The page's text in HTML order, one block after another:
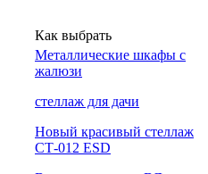
Как выбрать
Металлические шкафы с
жалюзи
cтеллаж для дачи
Новый красивый стеллаж
СТ-012 ESD